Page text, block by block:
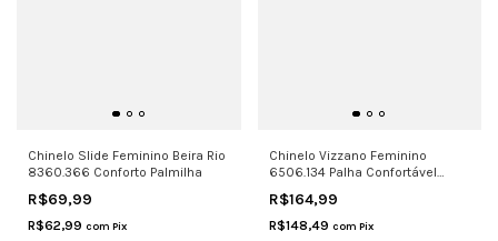
Chinelo Slide Feminino Beira Rio
8360.366 Conforto Palmilha
R$69,99
R$62,99 com Pix
Chinelo Vizzano Feminino
6506.134 Palha Confortável
R$164,99
R$148,49 com Pix